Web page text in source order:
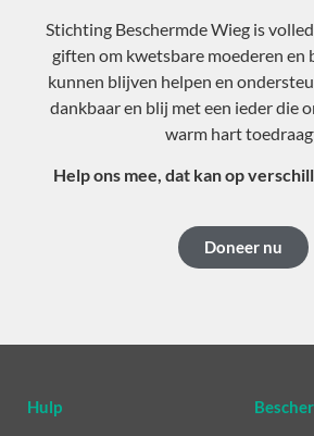
Stichting Beschermde Wieg is
giften om kwetsbare moederen en
kunnen blijven helpen en
dankbaar en blij met een ieder die
warm hart
Help ons mee, dat kan op
Doneer nu
Hulp